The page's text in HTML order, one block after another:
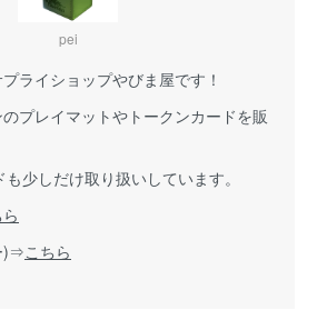
pei
ライショップやびま屋です！
プレイマットやトークンカードを販
少しだけ取り扱いしています。
)⇒こちら